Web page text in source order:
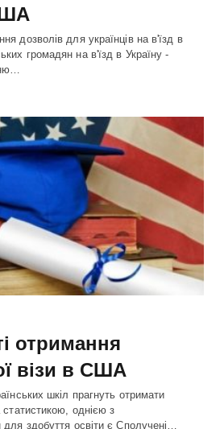
дозволів для українців на в'їзд в
громадян на в'їзд в Україну -
отримання
візи в США
шкіл прагнуть отримати
однією з
здобуття освіти є Сполучені…